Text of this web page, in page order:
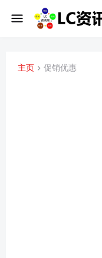
主页 促销优惠